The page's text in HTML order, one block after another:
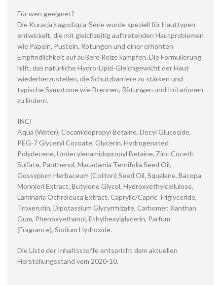
Für wen geeignet?
Die Kuracja Łagodząca-Serie wurde speziell für Hauttypen
entwickelt, die mit gleichzeitig auftretenden Hautproblemen
wie Papeln, Pusteln, Rötungen und einer erhöhten
Empfindlichkeit auf äußere Reize kämpfen. Die Formulierung
hilft, das natürliche Hydro-Lipid-Gleichgewicht der Haut
wiederherzustellen, die Schutzbarriere zu stärken und
typische Symptome wie Brennen, Rötungen und Irritationen
zu lindern.
INCI
Aqua (Water), Cocamidopropyl Betaine, Decyl Glucoside,
PEG-7 Glyceryl Cocoate, Glycerin, Hydrogenated
Polydecene, Undecylenamidopropyl Betaine, Zinc Coceth
Sulfate, Panthenol, Macadamia Ternifolia Seed Oil,
Gossypium Herbaceum (Cotton) Seed Oil, Squalane, Bacopa
Monnieri Extract, Butylene Glycol, Hydroxyethylcellulose,
Laminaria Ochroleuca Extract, Caprylic/Capric Triglyceride,
Troxerutin, Dipotassium Glycyrrhizate, Carbomer, Xanthan
Gum, Phenoxyethanol, Ethylhexylglycerin, Parfum
(Fragrance), Sodium Hydroxide.
Die Liste der Inhaltsstoffe entspricht dem aktuellen
Herstellungsstand vom 2020-10.